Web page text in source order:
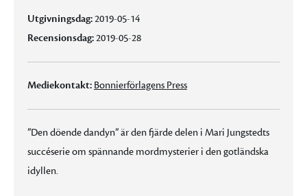
Utgivningsdag:2019-05-14
Recensionsdag:2019-05-28
Mediekontakt: Bonnierförlagens Press
”Den döende dandyn” är den fjärde delen i Mari Jungstedts
succéserie om spännande mordmysterier i den gotländska
idyllen.